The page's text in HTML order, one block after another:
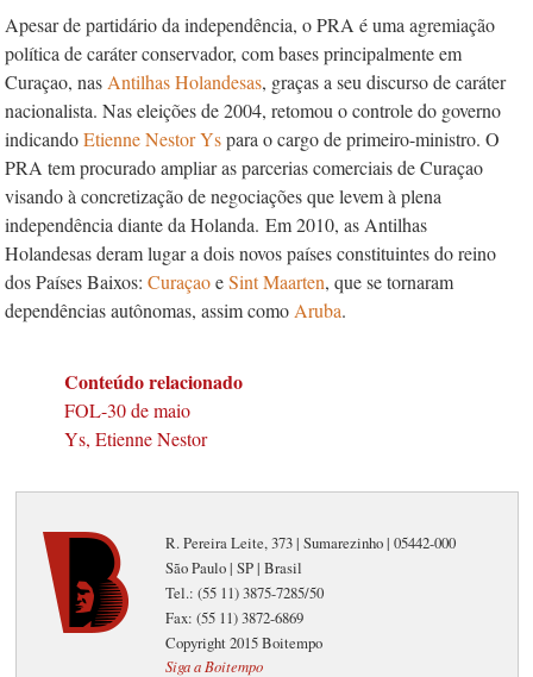
Apesar de partidário da independência, o PRA é uma agremiação
política de caráter conservador, com bases principalmente em
Curaçao, nas Antilhas Holandesas, graças a seu discurso de caráter
nacionalista. Nas eleições de 2004, retomou o controle do governo
indicandoEtienne Nestor Yspara o cargo de primeiro-ministro. O
PRA tem procurado ampliar as parcerias comerciais de Curaçao
visando à concretização de negociações que levem à plena
independência diante da Holanda. Em 2010, as Antilhas
Holandesas deram lugar a dois novos países constituintes do reino
dos Países Baixos: CuraçaoeSint Maarten, que se tornaram
dependências autônomas, assim como Aruba.
Conteúdo relacionado
FOL-30 de maio
Ys, Etienne Nestor
R. Pereira Leite, 373 | Sumarezinho | 05442-000
São Paulo | SP | Brasil
Tel.: (55 11) 3875-7285/50
Fax: (55 11) 3872-6869
Copyright 2015 Boitempo
Siga a Boitempo